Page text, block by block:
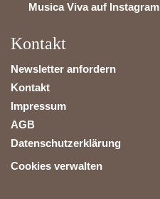
Musica Viva auf Instagram
Kontakt
Newsletter anfordern
Kontakt
Impressum
AGB
Datenschutzerklärung
Cookies verwalten